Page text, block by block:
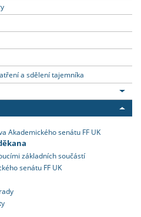
a sdělení tajemníka
Akademického senátu FF UK
základních součástí
senátu FF UK